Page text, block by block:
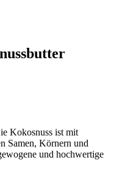
Kokosnuss ist mit
Samen, Körnern und
und hochwertige